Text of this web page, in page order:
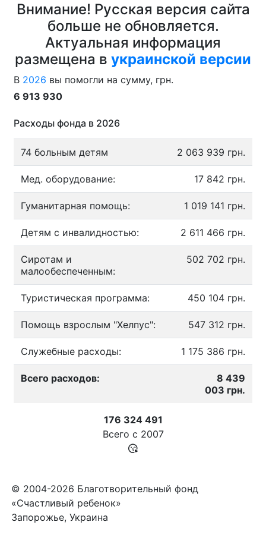
Внимание! Русская версия сайта
больше не обновляется.
Актуальная информация
размещена в украинской версии
В 2026 вы помогли на сумму, грн.
6 913 930
Расходы фонда в 2026
74 больным детям 2 063 939 грн.
Мед. оборудование: 17 842 грн.
Гуманитарная помощь: 1 019 141 грн.
Детям с инвалидностью: 2 611 466 грн.
Сиротам и
малообеспеченным:
502 702 грн.
Туристическая программа: 450 104 грн.
Помощь взрослым "Хелпус": 547 312 грн.
Служебные расходы: 1 175 386 грн.
Всего расходов:
8 439
003 грн.
176 324 491
Всего с 2007
© 2004-2026 Благотворительный фонд
«Счастливый ребенок»
Запорожье, Украина